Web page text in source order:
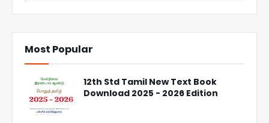
Most Popular
12th Std Tamil New Text Book
Download 2025 - 2026 Edition